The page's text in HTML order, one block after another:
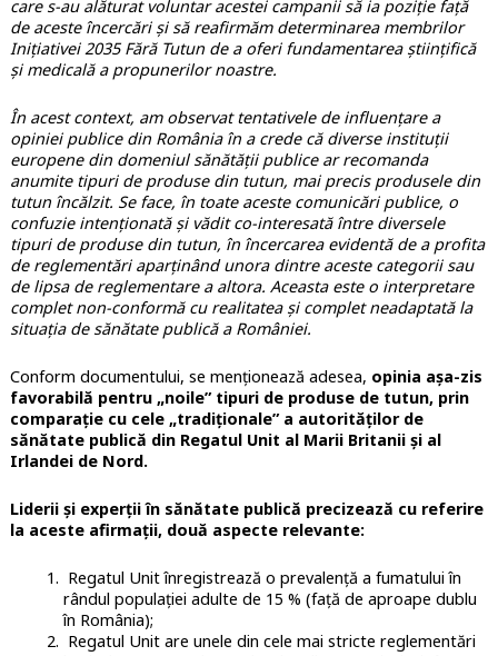
care s-au alăturat voluntar acestei campanii să ia poziție față
de aceste încercări și să reafirmăm determinarea membrilor
Inițiativei 2035 Fără Tutun de a oferi fundamentarea științifică
și medicală a propunerilor noastre.
În acest context, am observat tentativele de influențare a
opiniei publice din România în a crede că diverse instituții
europene din domeniul sănătății publice ar recomanda
anumite tipuri de produse din tutun, mai precis produsele din
tutun încălzit. Se face, în toate aceste comunicări publice, o
confuzie intenționată și vădit co-interesată între diversele
tipuri de produse din tutun, în încercarea evidentă de a profita
de reglementări aparținând unora dintre aceste categorii sau
de lipsa de reglementare a altora. Aceasta este o interpretare
complet non-conformă cu realitatea și complet neadaptată la
situația de sănătate publică a României.
Conform documentului, se menționează adesea, opinia așa-zis
favorabilă pentru „noile” tipuri de produse de tutun, prin
comparație cu cele „tradiționale” a autorităților de
sănătate publică din Regatul Unit al Marii Britanii și al
Irlandei de Nord.
Liderii și experții în sănătate publică precizează cu referire
la aceste afirmații, două aspecte relevante:
Regatul Unit înregistrează o prevalență a fumatului în
rândul populației adulte de 15 % (față de aproape dublu
în România);
Regatul Unit are unele din cele mai stricte reglementări